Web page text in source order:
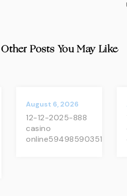
Other Posts You May Like
August 6, 2026
12-12-2025-888
casino
online594985903517